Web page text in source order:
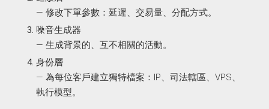
— 修改下單參數：延遲、交易量、分配方式。
噪音生成器
— 生成背景的、互不相關的活動。
身份層
— 為每位客戶建立獨特檔案：IP、司法轄區、VPS、
執行模型。